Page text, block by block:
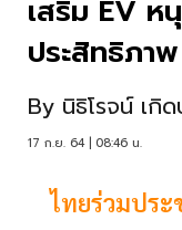
เสริม EV ห
ประสิทธิภา
By นิธิโรจน์ เ
17 ก.ย. 64 | 08:46 น.
ไทยร่วมประ